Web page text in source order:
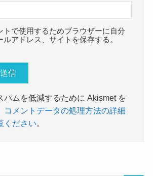
トで使用するためブラウザーに自分
ルアドレス、サイトを保存する。
パムを低減するために Akismet を
コメントデータの処理方法の詳細
ください。